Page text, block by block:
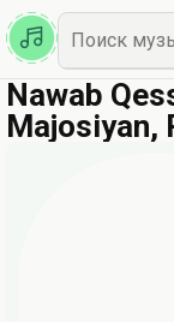
Казахская
Наш Топ
Nawab
Majosiyan,